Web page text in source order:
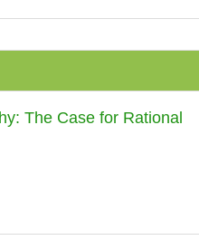
The Case for Rational